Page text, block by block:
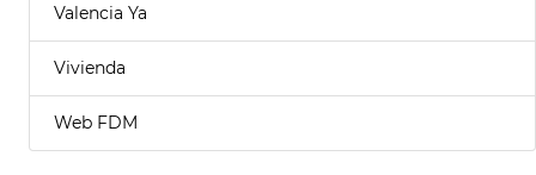
Valencia Ya
Vivienda
Web FDM